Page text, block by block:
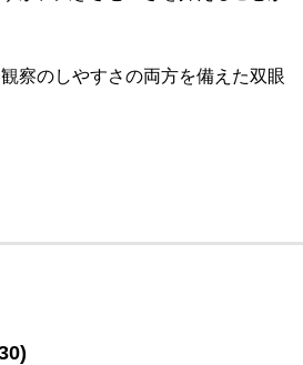
察のしやすさの両方を備えた双眼